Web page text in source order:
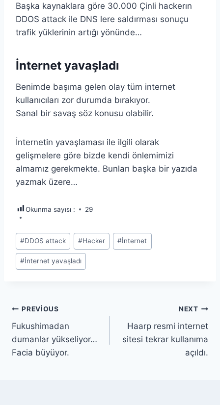
Başka kaynaklara göre 30.000 Çinli hackerın
DDOS attack ile DNS lere saldırması sonuçu
trafik yüklerinin artığı yönünde…
İnternet yavaşladı
Benimde başıma gelen olay tüm internet
kullanıcıları zor durumda bırakıyor.
Sanal bir savaş söz konusu olabilir.
İnternetin yavaşlaması ile ilgili olarak
gelişmelere göre bizde kendi önlemimizi
almamız gerekmekte. Bunları başka bir yazıda
yazmak üzere…
Okunma sayısı : 29
Post
Tags:
#DDOS attack #Hacker #İnternet
#İnternet yavaşladı
Yazı
gezinmesi
PREVIOUS
Fukushimadan
dumanlar yükseliyor…
Facia büyüyor.
NEXT
Haarp resmi internet
sitesi tekrar kullanıma
açıldı.